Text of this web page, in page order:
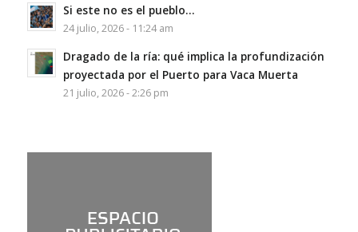
Si este no es el pueblo…
24 julio, 2026 - 11:24 am
Dragado de la ría: qué implica la profundización
proyectada por el Puerto para Vaca Muerta
21 julio, 2026 - 2:26 pm